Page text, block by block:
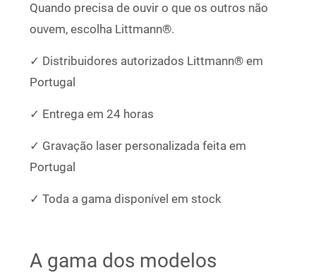
Quando precisa de ouvir o que os outros não
ouvem, escolha Littmann®.
✓ Distribuidores autorizados Littmann® em
Portugal
✓ Entrega em 24 horas
✓ Gravação laser personalizada feita em
Portugal
✓ Toda a gama disponível em stock
A gama dos modelos